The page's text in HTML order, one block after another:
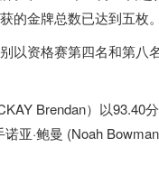
金牌总数已达到五枚
以资格赛第四名和第
Brendan）以93.40
诺亚·鲍曼 (Noah